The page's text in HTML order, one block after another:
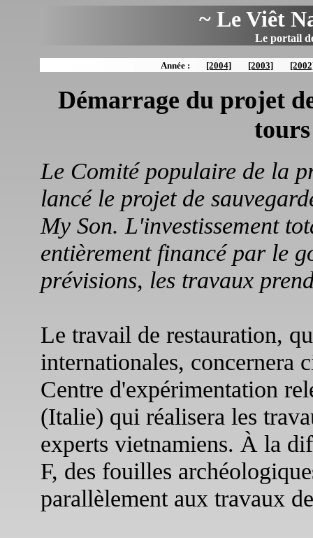
~ Le Viêt
Le portail
Année : [2004] [2003]
Démarrage du projet
Le Comité populaire de la
lancé le projet de
My Son. L'investissement
entièrement financé par le
prévisions, les travaux
Le travail de restauration,
internationales, concernera
Centre d'expérimentation
(Italie) qui réalisera les
experts vietnamiens. À la
F, des fouilles
parallèlement aux travaux